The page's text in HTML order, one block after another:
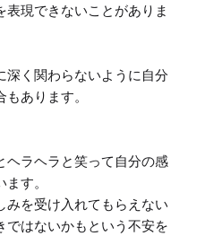
表現できないことがありま
深く関わらないように自分
あります。
ヘラヘラと笑って自分の感
す。
みを受け入れてもらえない
ではないかもという不安を